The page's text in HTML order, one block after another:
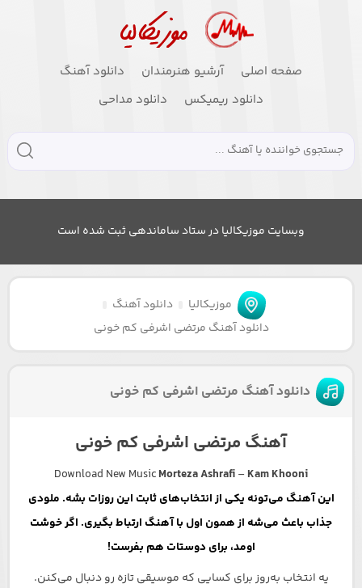
صفحه اصلی آرشیو هنرمندان
دانلود آهنگ
دانلود ریمیکس
دانلود مداحی
وبسایت موزیکالیا در ستاد ساماندهی ثبت شده است
موزیکالیا
دانلود آهنگ
دانلود آهنگ مرتضی اشرفی کم خونی
دانلود آهنگ مرتضی اشرفی کم خونی
آهنگ مرتضی اشرفی کم خونی
Download New MusicMorteza Ashrafi– Kam Khooni
این آهنگ می‌تونه یکی از انتخاب‌های ثابت این روزات بشه. ملودی
جذاب باعث می‌شه از همون اول با آهنگ ارتباط بگیری. اگر خوشت
اومد، برای دوستات هم بفرست!
یه انتخاب به‌روز برای کسایی که موسیقی تازه رو دنبال می‌کنن.